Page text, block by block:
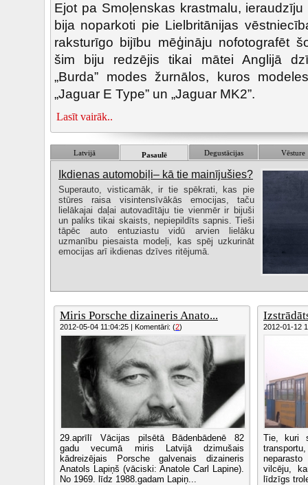
Ejot pa Smoļenskas krastmalu, ieraudzīju
bija noparkoti pie Lielbritānijas
raksturīgo bijību mēģināju nofotografēt
šim biju redzējis tikai mātei Anglijā
„Burda” modes žurnālos, kuros
„Jaguar E Type” un „Jaguar MK2”.
Lasīt vairāk..
Latvijā Pasaulē Degustācijas Vēsture
Ikdienas automobiļi– kā tie mainījušies?
Superauto, visticamāk, ir tie spēkrati, kas pie
stūres raisa visintensīvākās emocijas, taču
lielākajai daļai autovadītāju tie vienmēr ir bijuši
un paliks tikai skaists, nepiepildīts sapnis. Tieši
tāpēc auto entuziastu vidū arvien lielāku
uzmanību piesaista modeļi, kas spēj uzkurināt
emocijas arī ikdienas dzīves ritējumā.
Miris Porsche dizaineris Anato...
2012-05-04 11:04:25 | Komentāri: (2)
29.aprīlī Vācijas pilsētā Bādenbādenē 82
gadu vecumā miris Latvijā dzimušais
kādreizējais Porsche galvenais dizaineris
Anatols Lapiņš (vāciski: Anatole Carl Lapine).
No 1969. līdz 1988.gadam Lapiņ...
2012-01-12
Tie, kuri
vilcēju,
līdzīgs